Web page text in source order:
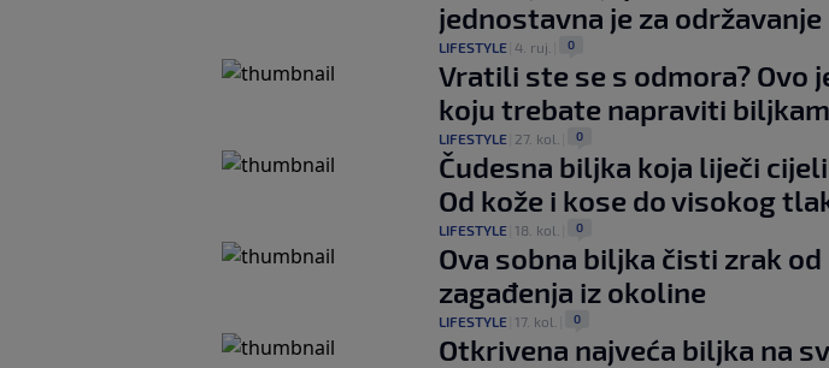
jednostavna je za održavanje
LIFESTYLE 4. ruj. 0
Vratili ste se s odmora? Ovo
koju trebate napraviti
LIFESTYLE 27. kol. 0
Čudesna biljka koja liječi
Od kože i kose do visokog
LIFESTYLE 18. kol. 0
Ova sobna biljka čisti zrak
zagađenja iz okoline
LIFESTYLE 17. kol. 0
Otkrivena najveća biljka na